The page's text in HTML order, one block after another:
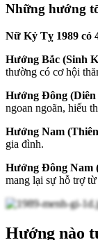
Những hướng
Nữ Kỷ Tỵ 1989 có
Hướng Bắc (Sinh
thường có cơ hội
Hướng Đông (Diên
ngoan ngoãn, hiếu
Hướng Nam
gia đình.
Hướng Đông Nam
mang lại sự hỗ trợ
Hướng nào